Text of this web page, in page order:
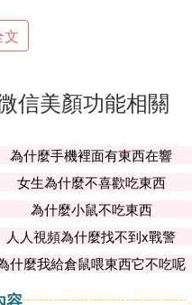
的圖標。
信視頻美顏
顏的功能。
顏怎麼下載
文
信美顏功能相關
為什麼手機裡面有東西在響
女生為什麼不喜歡吃東西
為什麼小鼠不吃東西
人人視頻為什麼找不到x戰警
什麼我給倉鼠喂東西它不吃呢